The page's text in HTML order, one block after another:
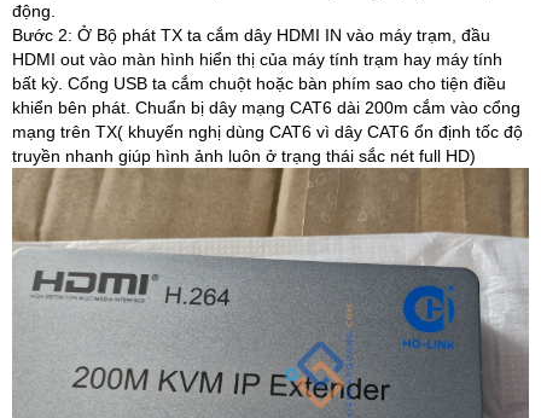
động.
Bước 2: Ở Bộ phát TX ta cắm dây HDMI IN vào máy trạm, đầu
HDMI out vào màn hình hiển thị của máy tính trạm hay máy tính
bất kỳ. Cổng USB ta cắm chuột hoặc bàn phím sao cho tiện điều
khiển bên phát. Chuẩn bị dây mạng CAT6 dài 200m cắm vào cổng
mạng trên TX( khuyến nghị dùng CAT6 vì dây CAT6 ổn định tốc độ
truyền nhanh giúp hình ảnh luôn ở trạng thái sắc nét full HD)